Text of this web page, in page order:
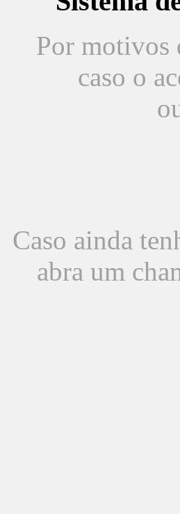
Por motivos
caso o
Caso ainda
abra um